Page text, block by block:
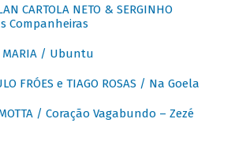
CARTOLA NETO & SERGINHO
Companheiras
MARIA / Ubuntu
FRÓES e TIAGO ROSAS / Na Goela
/ Coração Vagabundo – Zezé